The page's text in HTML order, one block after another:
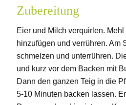
Zubereitung
Eier und Milch verquirlen.
hinzufügen und verrühren. Am
schmelzen und unterrühren.
und kurz vor dem Backen mit
Dann den ganzen Teig in die
5-10 Minuten backen lassen.